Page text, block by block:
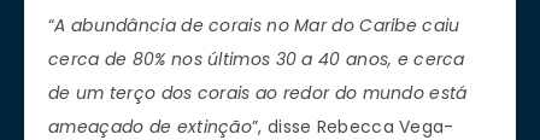
“A abundância de corais no Mar do Caribe caiu
cerca de 80% nos últimos 30 a 40 anos, e cerca
de um terço dos corais ao redor do mundo está
ameaçado de extinção”, disse Rebecca Vega-